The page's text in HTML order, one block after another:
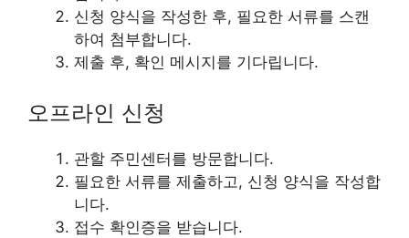
신청 양식을 작성한 후, 필요한 서류를 스캔
하여 첨부합니다.
제출 후, 확인 메시지를 기다립니다.
오프라인 신청
관할 주민센터를 방문합니다.
필요한 서류를 제출하고, 신청 양식을 작성합
니다.
접수 확인증을 받습니다.